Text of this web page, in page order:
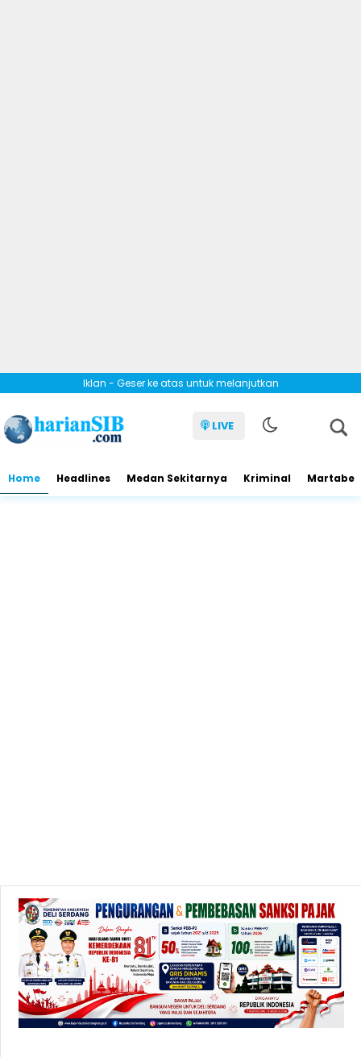
Iklan - Geser ke atas untuk melanjutkan
LIVE
Home Headlines Medan Sekitarnya Kriminal Martabe